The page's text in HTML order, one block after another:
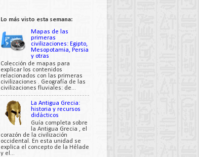
Lo más visto esta semana:
Mapas de las
primeras
civilizaciones: Egipto,
Mesopotamia, Persia
y otras
Colección de mapas para
explicar los contenidos
relacionados con las primeras
civilizaciones . Geografía de las
civilizaciones fluviales: de...
La Antigua Grecia:
historia y recursos
didácticos
Guía completa sobre
la Antigua Grecia , el
corazón de la civilización
occidental. En esta unidad se
explica el concepto de la Hélade
y el...